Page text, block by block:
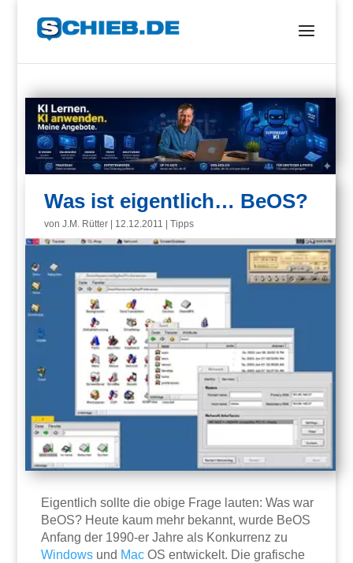
Was ist eigentlich… BeOS?
vonJ.M. Rütter 12.12.2011 |Tipps
Eigentlich sollte die obige Frage lauten: Was war
BeOS? Heute kaum mehr bekannt, wurde BeOS
Anfang der 1990-er Jahre als Konkurrenz zu
Windows und Mac OS entwickelt. Die grafische